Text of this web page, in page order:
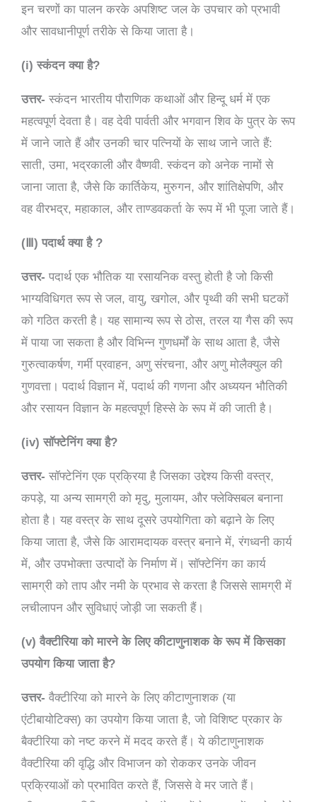
इन चरणों का पालन करके अपशिष्ट जल के उपचार को प्रभावी
और सावधानीपूर्ण तरीके से किया जाता है।
(i) स्कंदन क्या है?
उत्तर- स्कंदन भारतीय पौराणिक कथाओं और हिन्दू धर्म में एक
महत्वपूर्ण देवता है। वह देवी पार्वती और भगवान शिव के पुत्र के रूप
में जाने जाते हैं और उनकी चार पत्नियों के साथ जाने जाते हैं:
साती, उमा, भद्रकाली और वैष्णवी. स्कंदन को अनेक नामों से
जाना जाता है, जैसे कि कार्तिकेय, मुरुगन, और शांतिक्षेपणि, और
वह वीरभद्र, महाकाल, और ताण्डवकर्ता के रूप में भी पूजा जाते हैं।
(Ⅲ) पदार्थ क्या है ?
उत्तर- पदार्थ एक भौतिक या रसायनिक वस्तु होती है जो किसी
भाग्यविधिगत रूप से जल, वायु, खगोल, और पृथ्वी की सभी घटकों
को गठित करती है। यह सामान्य रूप से ठोस, तरल या गैस की रूप
में पाया जा सकता है और विभिन्न गुणधर्मों के साथ आता है, जैसे
गुरुत्वाकर्षण, गर्मी प्रवाहन, अणु संरचना, और अणु मोलैक्युल की
गुणवत्ता। पदार्थ विज्ञान में, पदार्थ की गणना और अध्ययन भौतिकी
और रसायन विज्ञान के महत्वपूर्ण हिस्से के रूप में की जाती है।
(iv) सॉफ्टेनिंग क्या है?
उत्तर- सॉफ्टेनिंग एक प्रक्रिया है जिसका उद्देश्य किसी वस्त्र,
कपड़े, या अन्य सामग्री को मृदु, मुलायम, और फ्लेक्सिबल बनाना
होता है। यह वस्त्र के साथ दूसरे उपयोगिता को बढ़ाने के लिए
किया जाता है, जैसे कि आरामदायक वस्त्र बनाने में, रंगध्वनी कार्य
में, और उपभोक्ता उत्पादों के निर्माण में। सॉफ्टेनिंग का कार्य
सामग्री को ताप और नमी के प्रभाव से करता है जिससे सामग्री में
लचीलापन और सुविधाएं जोड़ी जा सकती हैं।
(v) वैक्टीरिया को मारने के लिए कीटाणुनाशक के रूप में किसका
उपयोग किया जाता है?
उत्तर- वैक्टीरिया को मारने के लिए कीटाणुनाशक (या
एंटीबायोटिक्स) का उपयोग किया जाता है, जो विशिष्ट प्रकार के
बैक्टीरिया को नष्ट करने में मदद करते हैं। ये कीटाणुनाशक
वैक्टीरिया की वृद्धि और विभाजन को रोककर उनके जीवन
प्रक्रियाओं को प्रभावित करते हैं, जिससे वे मर जाते हैं।